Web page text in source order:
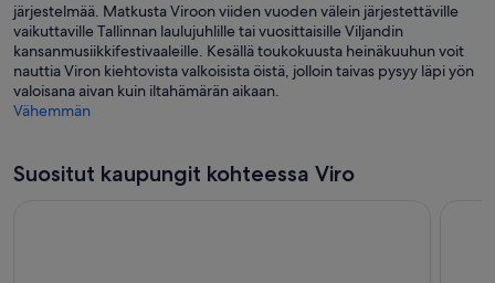
järjestelmää. Matkusta Viroon viiden vuoden välein järjestettäville
vaikuttaville Tallinnan laulujuhlille tai vuosittaisille Viljandin
kansanmusiikkifestivaaleille. Kesällä toukokuusta heinäkuuhun voit
nauttia Viron kiehtovista valkoisista öistä, jolloin taivas pysyy läpi yön
valoisana aivan kuin iltahämärän aikaan.
Vähemmän
Suositut kaupungit kohteessa Viro